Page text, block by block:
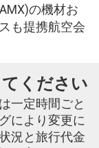
の機材お
も提携航空会
ください
一定時間ごと
により変更に
況と旅行代金